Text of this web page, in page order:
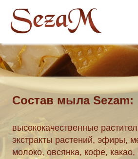
162 04 51.
Состав мыла Sezam:
высококачественные
экстракты растений, эфиры,
молоко, овсянка, кофе,